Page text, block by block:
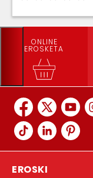
ONLINE
EROSKETA
EROSKI